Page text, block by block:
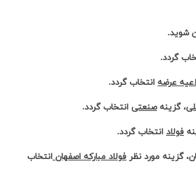
شوید.
گردد.
عرضه انتخاب گردد.
، گزینهصنعتی انتخاب گردد.
فولاد انتخاب گردد.
، گزینه مورد نظر فولاد مبارکه اصفهانانتخاب